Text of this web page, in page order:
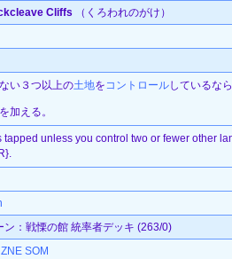
Cliffs （くろわれのがけ）
い３つ以上の土地をコントロールしているな
加える。
tapped unless you control two or fewer other
ン：戦慄の館 統率者デッキ (263/0)
ZNE SOM